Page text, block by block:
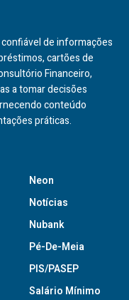
de informações
cartões de
Financeiro,
a tomar decisões
conteúdo
práticas.
Neon
Notícias
Nubank
Pé-De-Meia
PIS/PASEP
Salário Mínimo